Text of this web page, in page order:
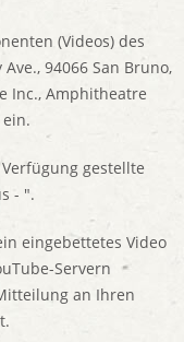
(Videos) des
94066 San Bruno,
Inc., Amphitheatre
ein.
gestellte
- ".
eingebettetes Video
Servern
an Ihren